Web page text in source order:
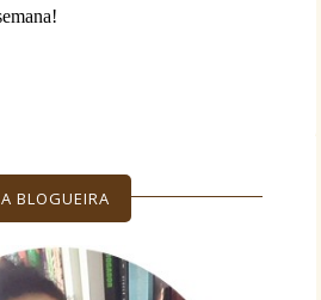
A BLOGUEIRA